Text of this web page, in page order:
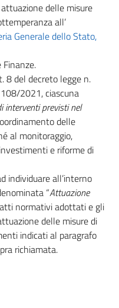
delle misure
all’
Generale dello Stato,
8 del decreto legge n.
2021, ciascuna
interventi previsti nel
delle
al monitoraggio,
e riforme di
individuare all’interno
“Attuazione
normativi adottati e gli
delle misure di
indicati al paragrafo
richiamata.